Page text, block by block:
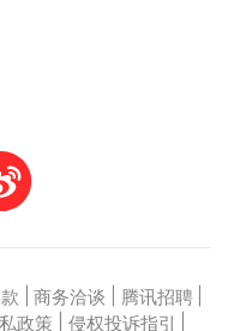
商务洽谈 腾讯招聘
政策 侵权投诉指引